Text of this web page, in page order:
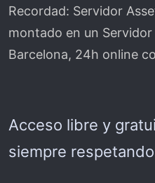
Recordad: Servidor
montado en un Servidor
Barcelona, 24h online
Acceso libre y
siempre